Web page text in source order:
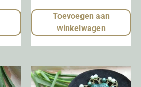
Toevoegen aan
winkelwagen